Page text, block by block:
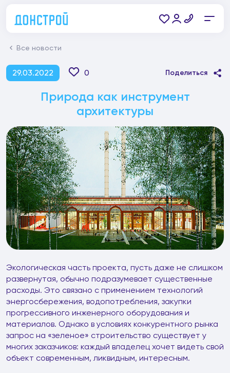
Все новости
29.03.2022 0 Поделиться
Природа как инструмент
архитектуры
Экологическая часть проекта, пусть даже не слишком
развернутая, обычно подразумевает существенные
расходы. Это связано с применением технологий
энергосбережения, водопотребления, закупки
прогрессивного инженерного оборудования и
материалов. Однако в условиях конкурентного рынка
запрос на «зеленое» строительство существует у
многих заказчиков: каждый владелец хочет видеть свой
объект современным, ликвидным, интересным.